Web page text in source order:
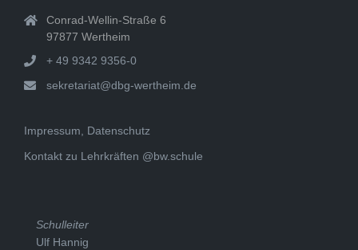
Conrad-Wellin-Straße 6
97877 Wertheim
+ 49 9342 9356-0
sekretariat@dbg-wertheim.de
Impressum, Datenschutz
Kontakt zu Lehrkräften @bw.schule
Schulleiter
Ulf Hannig